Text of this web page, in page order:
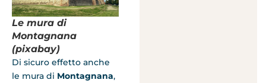
Le mura di
Montagnana
(pixabay)
Di sicuro effetto anche
le mura di Montagnana,